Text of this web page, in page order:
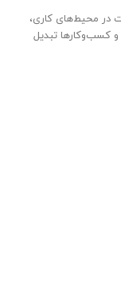
در محیط‌های کاری،
کسب‌وکارها تبدیل